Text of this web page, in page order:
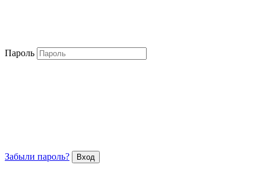
Пароль
Забыли пароль?